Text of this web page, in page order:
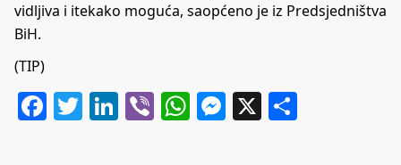
vidljiva i itekako moguća, saopćeno je iz Predsjedništva
BiH.
(TIP)
Facebook
Twitter
LinkedIn
ViberWhatsApp
Messenger
X